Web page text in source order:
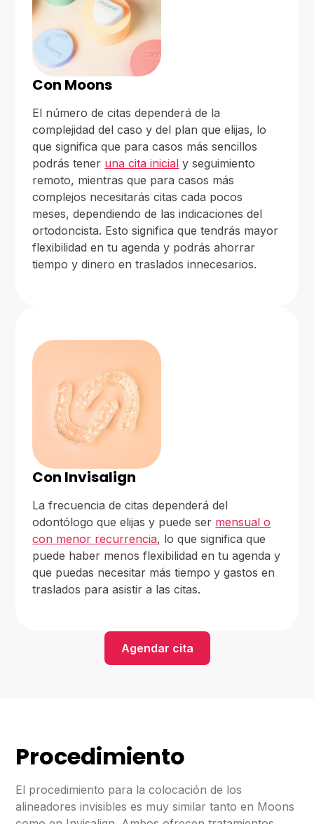
Con Moons
El número de citas dependerá de la
complejidad del caso y del plan que elijas, lo
que significa que para casos más sencillos
podrás tener una cita inicial y seguimiento
remoto, mientras que para casos más
complejos necesitarás citas cada pocos
meses, dependiendo de las indicaciones del
ortodoncista. Esto significa que tendrás mayor
flexibilidad en tu agenda y podrás ahorrar
tiempo y dinero en traslados innecesarios.
Con Invisalign
La frecuencia de citas dependerá del
odontólogo que elijas y puede ser mensual o
con menor recurrencia, lo que significa que
puede haber menos flexibilidad en tu agenda y
que puedas necesitar más tiempo y gastos en
traslados para asistir a las citas.
Agendar cita
Procedimiento
El procedimiento para la colocación de los
alineadores invisibles es muy similar tanto en Moons